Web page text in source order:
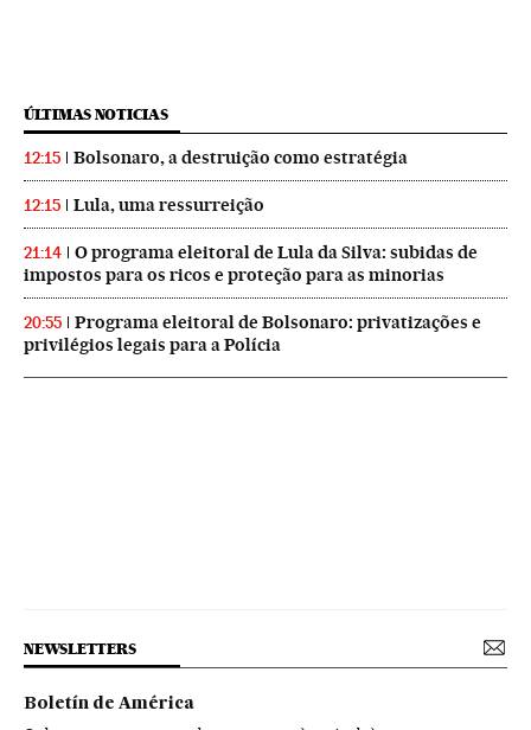
ÚLTIMAS NOTICIAS
12:15 Bolsonaro, a destruição como estratégia
12:15 Lula, uma ressurreição
21:14
O programa eleitoral de Lula da Silva: subidas de
impostos para os ricos e proteção para as minorias
20:55
Programa eleitoral de Bolsonaro: privatizações e
privilégios legais para a Polícia
NEWSLETTERS
Boletín de América